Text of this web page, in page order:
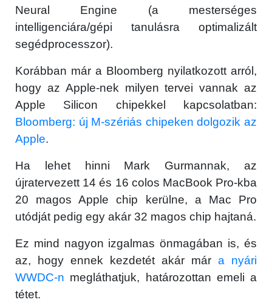
Neural Engine (a mesterséges
intelligenciára/gépi tanulásra optimalizált
segédprocesszor).
Korábban már a Bloomberg nyilatkozott arról,
hogy az Apple-nek milyen tervei vannak az
Apple Silicon chipekkel kapcsolatban:
Bloomberg: új M-szériás chipeken dolgozik az
Apple.
Ha lehet hinni Mark Gurmannak, az
újratervezett 14 és 16 colos MacBook Pro-kba
20 magos Apple chip kerülne, a Mac Pro
utódját pedig egy akár 32 magos chip hajtaná.
Ez mind nagyon izgalmas önmagában is, és
az, hogy ennek kezdetét akár már a nyári
WWDC-n megláthatjuk, határozottan emeli a
tétet.